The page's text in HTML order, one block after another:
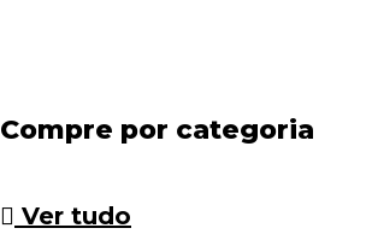
Compre por categoria
Ver tudo